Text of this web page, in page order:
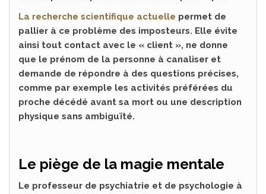
La recherche scientifique actuelle permet de
pallier à ce problème des imposteurs. Elle évite
ainsi tout contact avec le « client », ne donne
que le prénom de la personne à canaliser et
demande de répondre à des questions précises,
comme par exemple les activités préférées du
proche décédé avant sa mort ou une description
physique sans ambiguïté.
Le piège de la magie mentale
Le professeur de psychiatrie et de psychologie à